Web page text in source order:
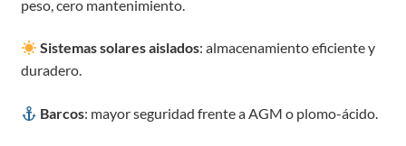
peso, cero mantenimiento.
Sistemas solares aislados: almacenamiento eficiente y
duradero.
Barcos: mayor seguridad frente a AGM o plomo-ácido.